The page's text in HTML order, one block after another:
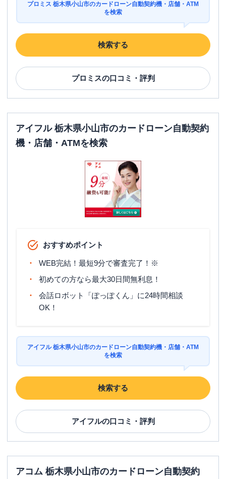
栃木県小山市東城南１－１－３ シャト
SMBCモビット
平日：09:00-21:00
土曜：09:00-21:00
ATM営業時間
土曜：-
日祝 ：-
ATM ✕
✕
栃木県小山市城山町3-4-1
みずほ銀行 小山支店
営業時間
土曜 ：
日祝 ：
ATM営業時間
平日： 6：00～26：00月曜日の6:00～7:00
はご利用いただけません。
日祝：8：00～21：00
駐車場 〇
栃木県小山市中央町3-6-16
アイフル 【2026/2/15閉店】小山５０号バイ
土曜：09:00-21:00
日祝：09:00-21:00
日祝：-
プロミス 栃木県小山市のカードローン自動契約機・店舗・ATM
を検索
検索する
プロミスの口コミ・評判
アイフル 栃木県小山市のカードローン自動契約
機・店舗・ATMを検索
おすすめポイント
WEB完結！最短9分で審査完了！※
初めての方なら最大30日間無利息！
会話ロボット「ぽっぽくん」に24時間相談
OK！
アイフル 栃木県小山市のカードローン自動契約機・店舗・ATM
を検索
検索する
アイフルの口コミ・評判
アコム 栃木県小山市のカードローン自動契約